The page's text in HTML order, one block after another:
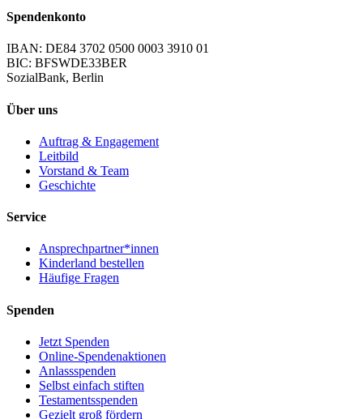
Spendenkonto
IBAN: DE84 3702 0500 0003 3910 01
BIC: BFSWDE33BER
SozialBank, Berlin
Über uns
Auftrag & Engagement
Leitbild
Vorstand & Team
Geschichte
Service
Ansprechpartner*innen
Kinderland bestellen
Häufige Fragen
Spenden
Jetzt Spenden
Online-Spendenaktionen
Anlassspenden
Selbst einfach stiften
Testamentsspenden
Gezielt groß fördern